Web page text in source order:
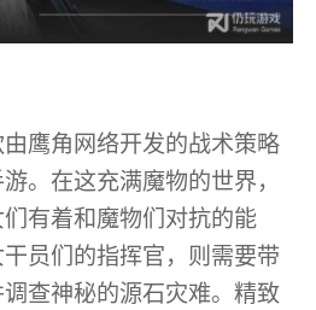
鹰角网络开发的战术策略
。在这充满魔物的世界，
有着和魔物们对抗的能
员们的指挥官，则需要带
查神秘的源石灾难。精致